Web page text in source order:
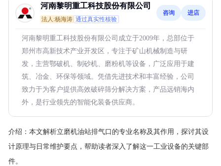
河南黎明重工科技股份有限公司
法人:杨海涛 通过真实性核验
咨询 进店
河南黎明重工科技股份有限公司成立于2009年，总部位于
郑州市高新技术产业开发区，专注于矿山机械制造与研
发，主营鄂破机、制砂机、磨粉机等设备，广泛应用于建
筑、冶金、环保等领域。凭借先进技术和丰富经验，公司
致力于为客户提供高效破碎筛分解决方案，产品远销海内
外，是行业领先的智能化装备供应商。
介绍： 本文解析立磨机油站排气口的专业名称及其作用，探讨其设
计原理与日常维护要点，帮助读者深入了解这一工业设备的关键部
件。